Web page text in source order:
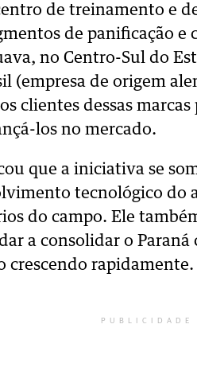
de treinamento e
de panificação e
no Centro-Sul do
(empresa de origem
clientes dessas
los no mercado.
que a iniciativa se
tecnológico do
do campo. Ele
a consolidar o
crescendo rapidamente.
PUBLICIDADE